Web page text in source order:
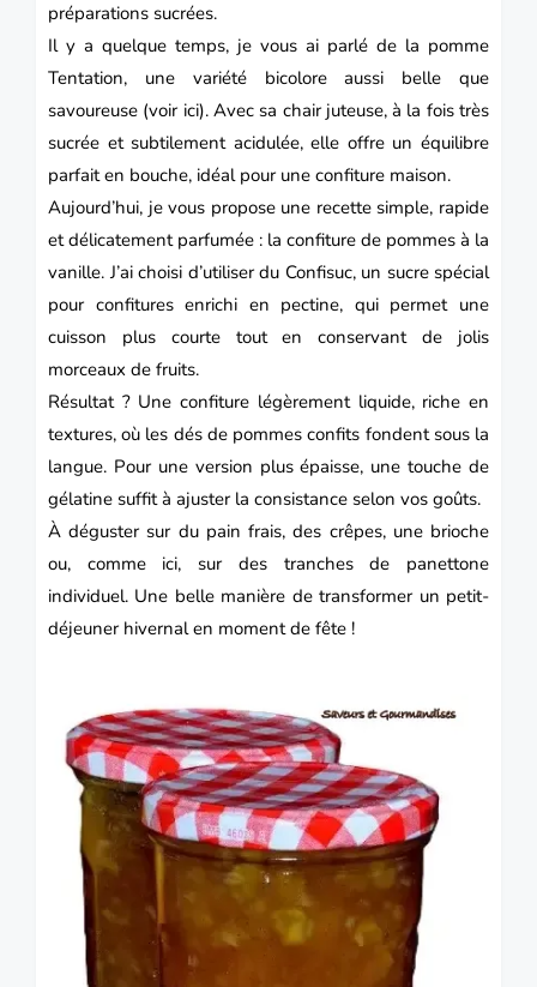
préparations sucrées.
Il y a quelque temps, je vous ai parlé de la pomme
Tentation, une variété bicolore aussi belle que
savoureuse (voir ici). Avec sa chair juteuse, à la fois très
sucrée et subtilement acidulée, elle offre un équilibre
parfait en bouche, idéal pour une confiture maison.
Aujourd’hui, je vous propose une recette simple, rapide
et délicatement parfumée : la confiture de pommes à la
vanille. J’ai choisi d’utiliser du Confisuc, un sucre spécial
pour confitures enrichi en pectine, qui permet une
cuisson plus courte tout en conservant de jolis
morceaux de fruits.
Résultat ? Une confiture légèrement liquide, riche en
textures, où les dés de pommes confits fondent sous la
langue. Pour une version plus épaisse, une touche de
gélatine suffit à ajuster la consistance selon vos goûts.
À déguster sur du pain frais, des crêpes, une brioche
ou, comme ici, sur des tranches de panettone
individuel. Une belle manière de transformer un petit-
déjeuner hivernal en moment de fête !